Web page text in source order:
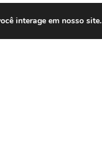
interage em nosso site.